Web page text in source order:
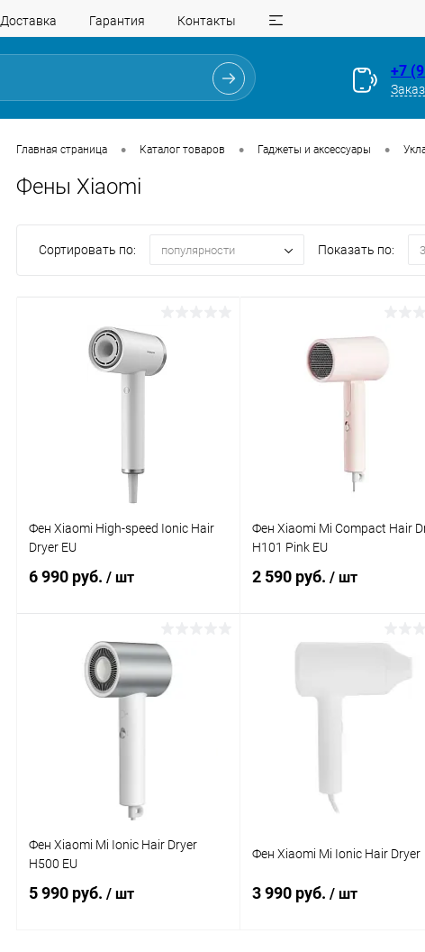
Доставка Гарантия Контакты
+7
Главная страница • Каталог товаров • Гаджеты и аксессуары •
Фены Xiaomi
Сортировать по: популярности Показать по:
Фен Xiaomi High-speed Ionic Hair
Dryer EU
6 990 руб. / шт
В корзину
Сравнение
Фен Xiaomi Mi Compact Hair
H101 Pink EU
2 590 руб. / шт
В корзину
Фен Xiaomi Mi Ionic Hair Dryer
H500 EU
5 990 руб. / шт
Фен Xiaomi Mi Ionic Hair Dryer
3 990 руб. / шт